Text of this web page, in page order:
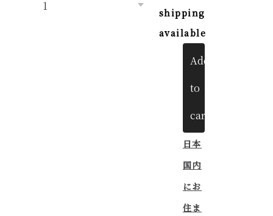
shipping
available
Add
to
cart
日本
国内
にお
住ま